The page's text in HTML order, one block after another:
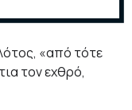
«από τότε
τον εχθρό,